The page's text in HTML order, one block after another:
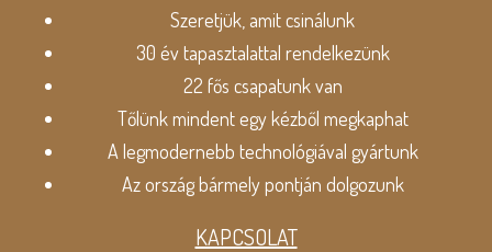
Szeretjük, amit csinálunk
30 év tapasztalattal rendelkezünk
22 fős csapatunk van
Tőlünk mindent egy kézből megkaphat
A legmodernebb technológiával gyártunk
Az ország bármely pontján dolgozunk
KAPCSOLAT